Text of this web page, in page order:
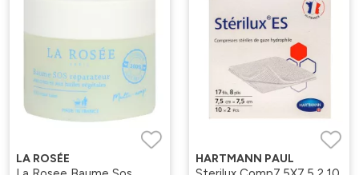
LA ROSÉE HARTMANN PAUL